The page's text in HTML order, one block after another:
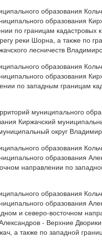
образования
образования
по границам
реки Шорна, а также по
лесничеств
образования
образования
по западным границам
муниципального
Киржачский
округ
образования
образования
направлении по
образования
образования
и северо-восточном
- Верхние
а также по западной